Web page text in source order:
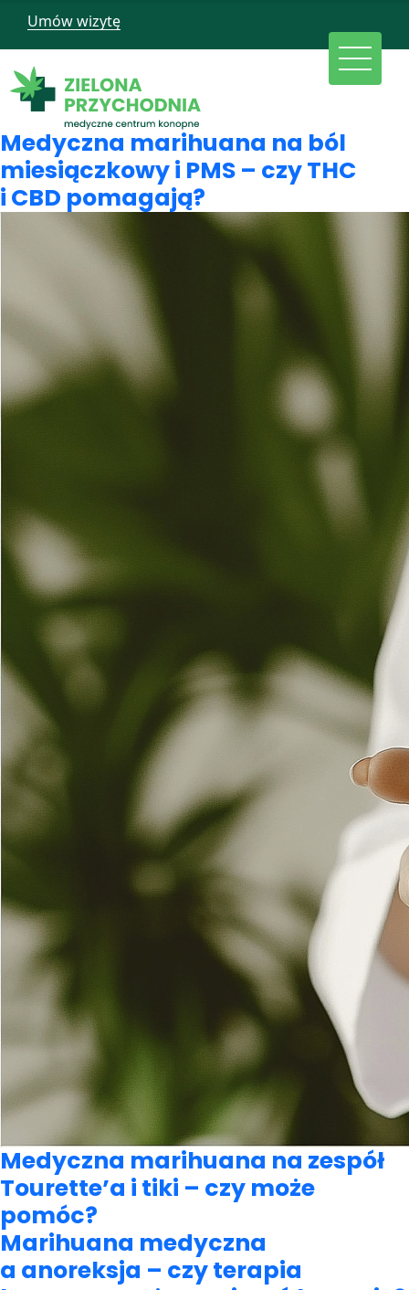
Umów wizytę
Medyczna marihuana na ból
miesiączkowy i PMS – czy THC
i CBD pomagają?
Medyczna marihuana na zespół
Tourette’a i tiki – czy może
pomóc?
Marihuana medyczna
a anoreksja – czy terapia